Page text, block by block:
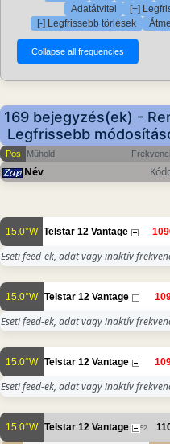
Adatátvitel
[+]
[-] Legfrissebb törlések
169 bejegyzés(ek) -
Legfrissebb
Pos Műhold
Név
15.0°W Telstar 12 Vantage
Eseti feed-ek, adat vagy inaktív
15.0°W Telstar 12 Vantage
Eseti feed-ek, adat vagy inaktív
15.0°W Telstar 12 Vantage
Eseti feed-ek, adat vagy inaktív
15.0°W Telstar 12 Vantage 52